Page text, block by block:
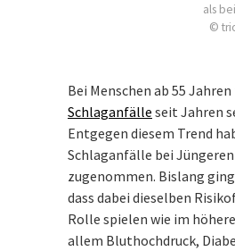
als
©
Bei Menschen ab 55
Schlaganfälle seit Jahren
Entgegen diesem Trend
Schlaganfälle bei
zugenommen. Bislang
dass dabei dieselben
Rolle spielen wie im
allem Bluthochdruck,